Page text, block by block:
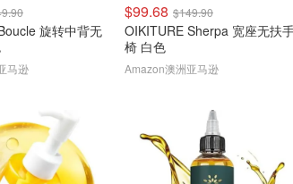
旋转中背无
马逊
$99.68 $149.90
OIKITURE Sherpa 宽座无扶
椅 白色
Amazon澳洲亚马逊